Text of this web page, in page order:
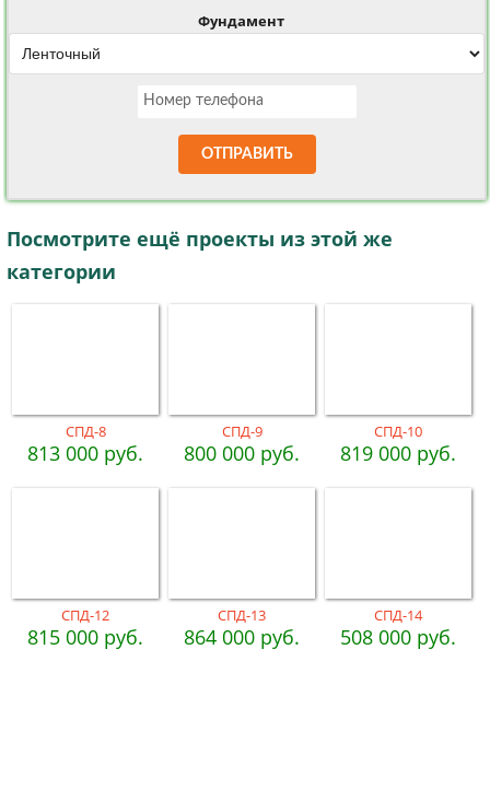
Фундамент
ОТПРАВИТЬ
Посмотрите ещё проекты из этой же
категории
СПД-8
813 000 руб.
СПД-9
800 000 руб.
СПД-10
819 000 руб.
СПД-12
815 000 руб.
СПД-13
864 000 руб.
СПД-14
508 000 руб.